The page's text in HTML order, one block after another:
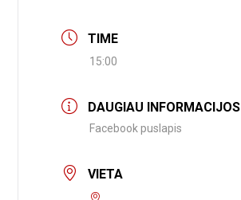
TIME
15:00
DAUGIAU INFORMACIJOS
Facebook puslapis
VIETA